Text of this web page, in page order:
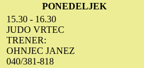
PONEDELJEK
15.30 - 16.30
JUDO VRTEC
TRENER:
OHNJEC JANEZ
040/381-818